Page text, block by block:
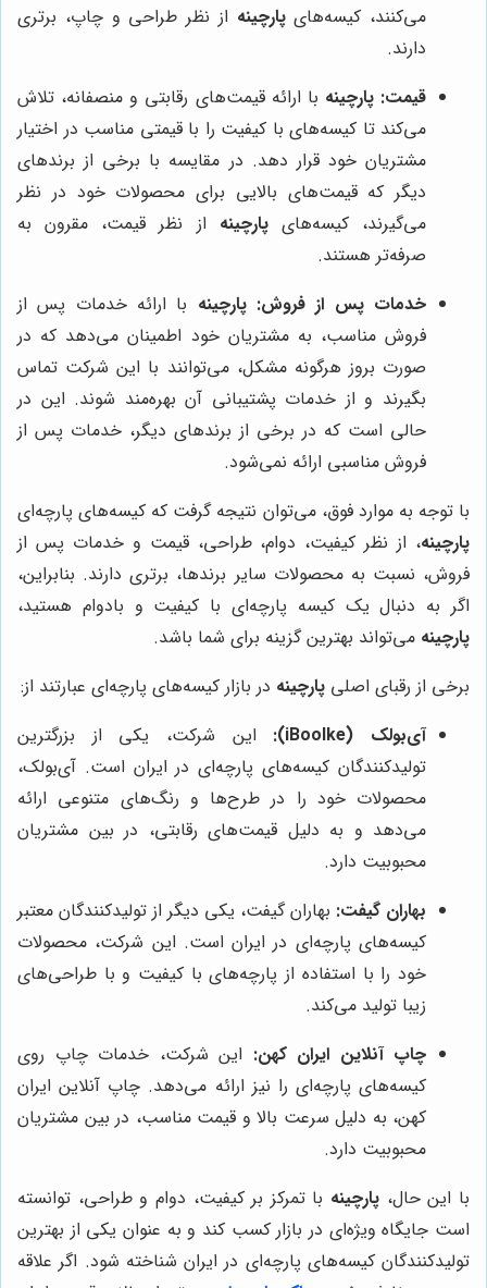
می‌کنند، کیسه‌هایپارچینه از نظر طراحی و چاپ، برتری
دارند.
قیمت: پارچینه با ارائه قیمت‌های رقابتی و منصفانه، تلاش
می‌کند تا کیسه‌های با کیفیت را با قیمتی مناسب در اختیار
مشتریان خود قرار دهد. در مقایسه با برخی از برندهای
دیگر که قیمت‌های بالایی برای محصولات خود در نظر
می‌گیرند، کیسه‌هایپارچینه از نظر قیمت، مقرون به
صرفه‌تر هستند.
خدمات پس از فروش: پارچینه با ارائه خدمات پس از
فروش مناسب، به مشتریان خود اطمینان می‌دهد که در
صورت بروز هرگونه مشکل، می‌توانند با این شرکت تماس
بگیرند و از خدمات پشتیبانی آن بهره‌مند شوند. این در
حالی است که در برخی از برندهای دیگر، خدمات پس از
فروش مناسبی ارائه نمی‌شود.
با توجه به موارد فوق، می‌توان نتیجه گرفت که کیسه‌های پارچه‌ای
پارچینه، از نظر کیفیت، دوام، طراحی، قیمت و خدمات پس از
فروش، نسبت به محصولات سایر برندها، برتری دارند. بنابراین،
اگر به دنبال یک کیسه پارچه‌ای با کیفیت و بادوام هستید،
پارچینه می‌تواند بهترین گزینه برای شما باشد.
برخی از رقبای اصلی پارچینه در بازار کیسه‌های پارچه‌ای عبارتند از:
آی‌بولک (iBoolke):
این شرکت، یکی از بزرگترین
تولیدکنندگان کیسه‌های پارچه‌ای در ایران است. آی‌بولک،
محصولات خود را در طرح‌ها و رنگ‌های متنوعی ارائه
می‌دهد و به دلیل قیمت‌های رقابتی، در بین مشتریان
محبوبیت دارد.
بهاران گیفت: بهاران گیفت، یکی دیگر از تولیدکنندگان معتبر
کیسه‌های پارچه‌ای در ایران است. این شرکت، محصولات
خود را با استفاده از پارچه‌های با کیفیت و با طراحی‌های
زیبا تولید می‌کند.
چاپ آنلاین ایران کهن: این شرکت، خدمات چاپ روی
کیسه‌های پارچه‌ای را نیز ارائه می‌دهد. چاپ آنلاین ایران
کهن، به دلیل سرعت بالا و قیمت مناسب، در بین مشتریان
محبوبیت دارد.
با این حال، پارچینه با تمرکز بر کیفیت، دوام و طراحی، توانسته
است جایگاه ویژه‌ای در بازار کسب کند و به عنوان یکی از بهترین
تولیدکنندگان کیسه‌های پارچه‌ای در ایران شناخته شود. اگر علاقه